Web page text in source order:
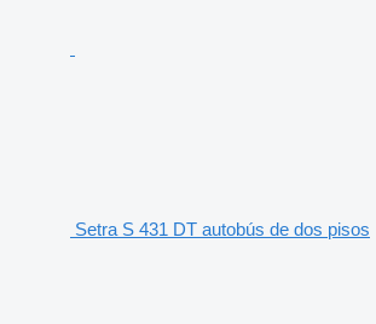
Setra S 431 DT autobús de dos pisos